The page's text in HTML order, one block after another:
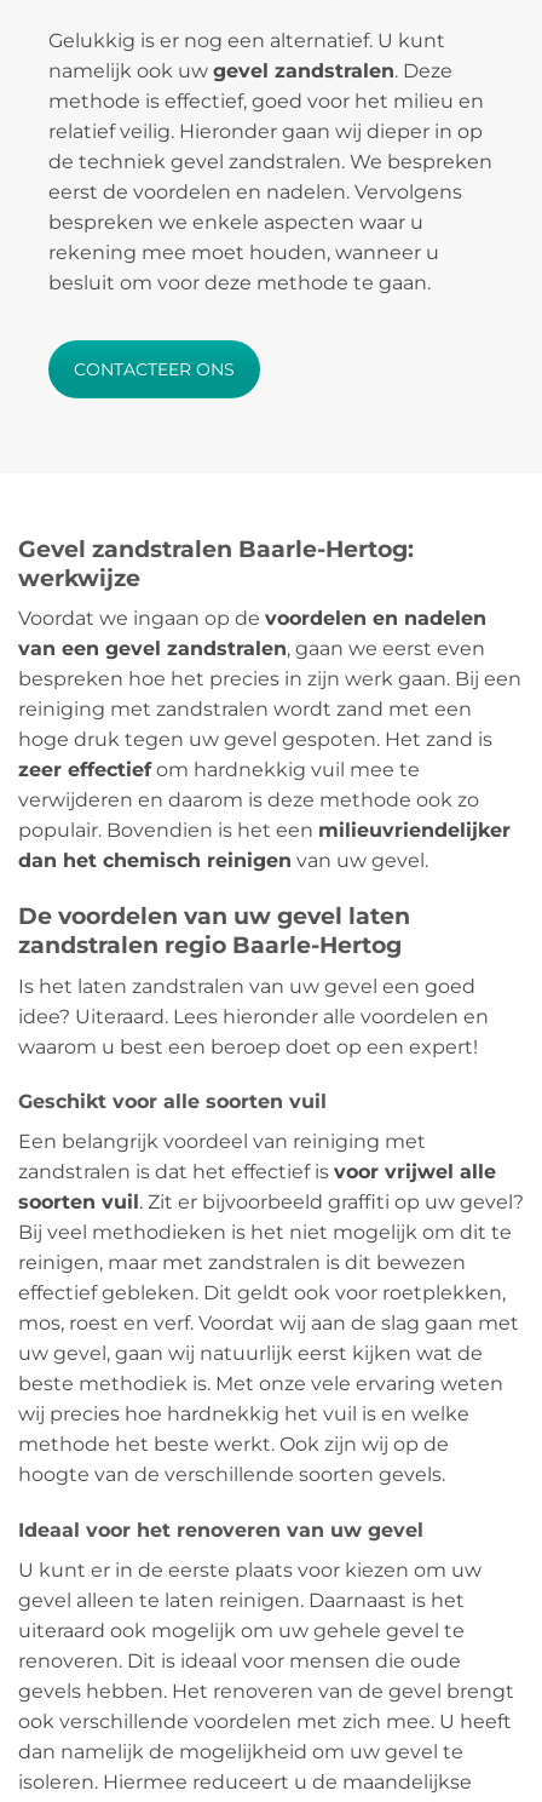
Gelukkig is er nog een alternatief. U kunt
namelijk ook uw gevel zandstralen. Deze
methode is effectief, goed voor het milieu en
relatief veilig. Hieronder gaan wij dieper in op
de techniek gevel zandstralen. We bespreken
eerst de voordelen en nadelen. Vervolgens
bespreken we enkele aspecten waar u
rekening mee moet houden, wanneer u
besluit om voor deze methode te gaan.
CONTACTEER ONS
Gevel zandstralen Baarle-Hertog:
werkwijze
Voordat we ingaan op de voordelen en nadelen
van een gevel zandstralen, gaan we eerst even
bespreken hoe het precies in zijn werk gaan. Bij een
reiniging met zandstralen wordt zand met een
hoge druk tegen uw gevel gespoten. Het zand is
zeer effectiefom hardnekkig vuil mee te
verwijderen en daarom is deze methode ook zo
populair. Bovendien is het een milieuvriendelijker
dan het chemisch reinigen van uw gevel.
De voordelen van uw gevel laten
zandstralen regio Baarle-Hertog
Is het laten zandstralen van uw gevel een goed
idee? Uiteraard. Lees hieronder alle voordelen en
waarom u best een beroep doet op een expert!
Geschikt voor alle soorten vuil
Een belangrijk voordeel van reiniging met
zandstralen is dat het effectief is voor vrijwel alle
soorten vuil . Zit er bijvoorbeeld graffiti op uw gevel?
Bij veel methodieken is het niet mogelijk om dit te
reinigen, maar met zandstralen is dit bewezen
effectief gebleken. Dit geldt ook voor roetplekken,
mos, roest en verf. Voordat wij aan de slag gaan met
uw gevel, gaan wij natuurlijk eerst kijken wat de
beste methodiek is. Met onze vele ervaring weten
wij precies hoe hardnekkig het vuil is en welke
methode het beste werkt. Ook zijn wij op de
hoogte van de verschillende soorten gevels.
Ideaal voor het renoveren van uw gevel
U kunt er in de eerste plaats voor kiezen om uw
gevel alleen te laten reinigen. Daarnaast is het
uiteraard ook mogelijk om uw gehele gevel te
renoveren. Dit is ideaal voor mensen die oude
gevels hebben. Het renoveren van de gevel brengt
ook verschillende voordelen met zich mee. U heeft
dan namelijk de mogelijkheid om uw gevel te
isoleren. Hiermee reduceert u de maandelijkse